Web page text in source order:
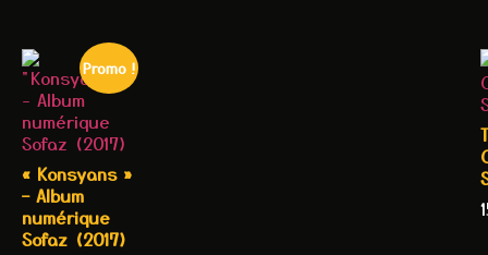
Promo !
« Konsyans »
– Album
numérique
Sofaz (2017)